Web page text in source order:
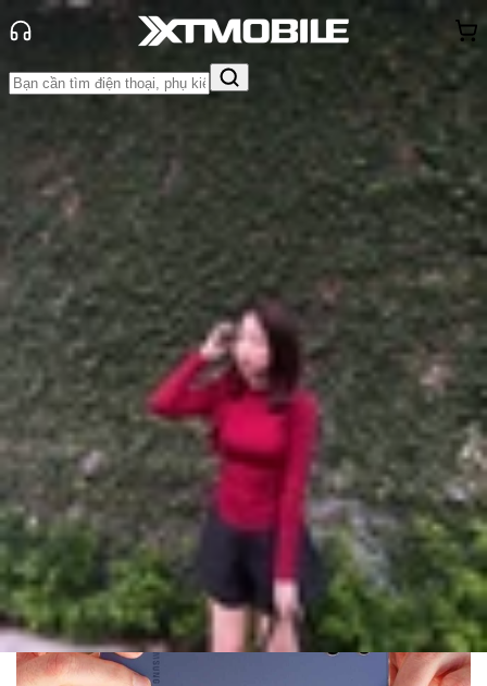
Tin tức
Hỏi đáp
Tin Mới
Đánh Giá - Trên Tay So Sánh Tư vấn
Khuyến
mãiThủ thuật Hỏi đáp App - Game Thông báo
Khách
hàng - Sự kiện
Camera Samsung Galaxy S26 Ultra:
Có những nâng cấp gì?
Anh Thư
Ngày đăng:
28/02/2026
Cập nhật: 28/02/2026
Theo dõi XTMobile trên